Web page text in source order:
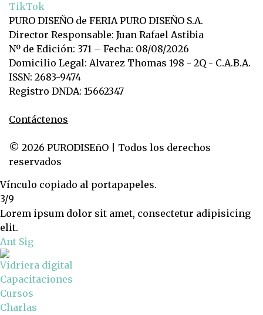
TikTok
PURO DISEÑO de FERIA PURO DISEÑO S.A.
Director Responsable: Juan Rafael Astibia
Nº de Edición: 371 – Fecha: 08/08/2026
Domicilio Legal: Alvarez Thomas 198 - 2Q - C.A.B.A.
ISSN: 2683-9474
Registro DNDA: 15662347
Contáctenos
© 2026 PURODISEñO | Todos los derechos
reservados
Vínculo copiado al portapapeles.
3/9
Lorem ipsum dolor sit amet, consectetur adipisicing
elit.
Ant Sig
Vidriera digital
Capacitaciones
Cursos
Charlas